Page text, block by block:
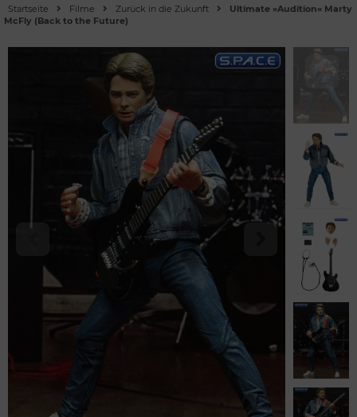
Startseite Filme Zurück in die Zukunft
Ultimate »Audition« Marty
McFly (Back to the Future)